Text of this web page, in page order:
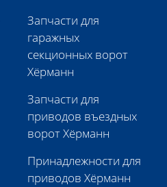
Запчасти для
гаражных
секционных ворот
Хёрманн
Запчасти для
приводов въездных
ворот Хёрманн
Принадлежности для
приводов Хёрманн